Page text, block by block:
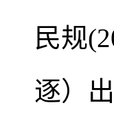
民规
逐）